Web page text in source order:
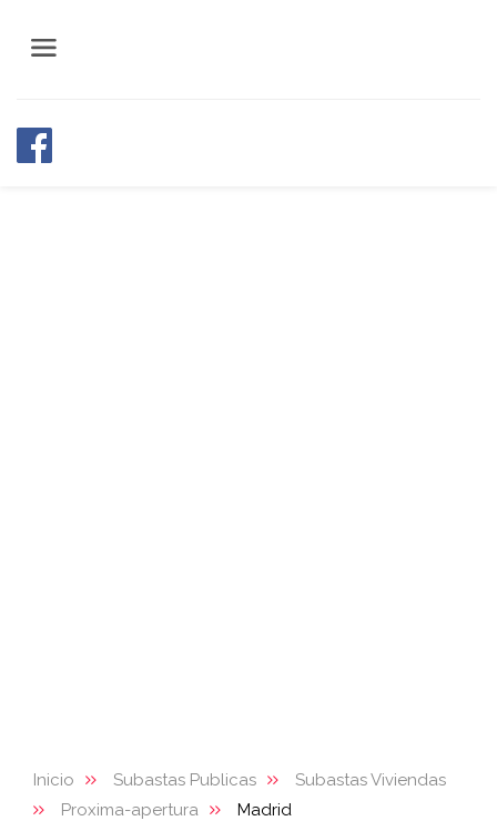
Inicio Subastas Publicas
Subastas Viviendas
Proxima-apertura
Madrid